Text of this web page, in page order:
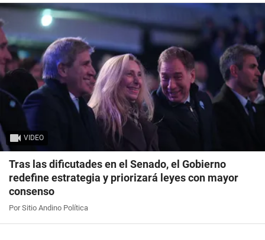
VIDEO
Tras las dificutades en el Senado, el Gobierno
redefine estrategia y priorizará leyes con mayor
consenso
Por Sitio Andino Política